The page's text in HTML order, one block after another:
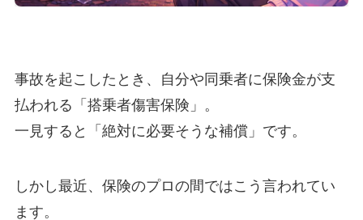
事故を起こしたとき、自分や同乗者に保険金が支
払われる「搭乗者傷害保険」。
一見すると「絶対に必要そうな補償」です。
しかし最近、保険のプロの間ではこう言われてい
ます。